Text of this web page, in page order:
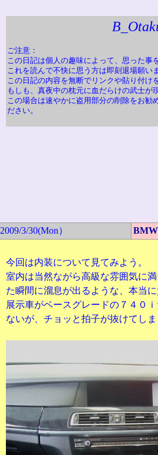
ご注意：
この日記は個人の趣味によって、思った事
これを読んで不快に思う方は即刻退場願い
この日記の内容を無断でリンクや貼り付け
もしも、真夜中の枕元に血だらけの武士
この場合は速やかに盗用部分の削除をお勧
ださい。
2009/3/30(Mon）
今回は内装について見てみよう。
室内は当然ながら高級な雰囲気に
た瞬間に溜息が出るような、本当
展示車がベースグレードの７４０
ないが、チョッと拍子が抜けてし